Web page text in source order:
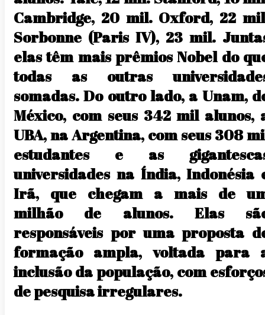
Cambridge, 20 mil. Oxford, 22
Sorbonne (Paris IV), 23 mil.
elas têm mais prêmios Nobel do
todas as outras
somadas. Do outro lado, a Unam,
México, com seus 342 mil alunos,
UBA, na Argentina, com seus 308
estudantes e as
universidades na Índia, Indonésia
Irã, que chegam a mais de
milhão de alunos. Elas
responsáveis por uma proposta
formação ampla, voltada para
inclusão da população, com
de pesquisa irregulares.